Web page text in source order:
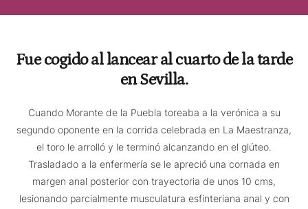
Fue cogido al lancear al cuarto de la tarde
en Sevilla.
Cuando Morante de la Puebla toreaba a la verónica a su
segundo oponente en la corrida celebrada en La Maestranza,
el toro le arrolló y le terminó alcanzando en el glúteo.
Trasladado a la enfermería se le apreció una cornada en
margen anal posterior con trayectoria de unos 10 cms,
lesionando parcialmente musculatura esfinteriana anal y con